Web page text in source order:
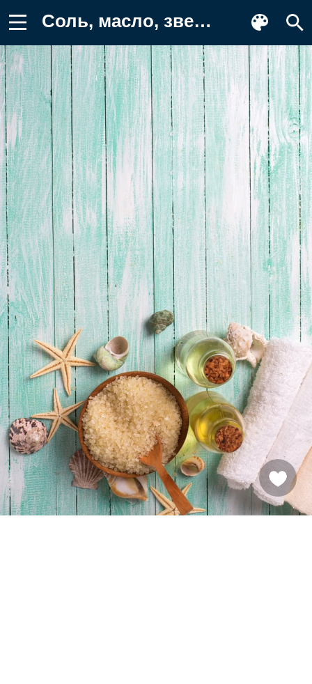
Соль, масло, звезда, спа, spa, ракушка Фото